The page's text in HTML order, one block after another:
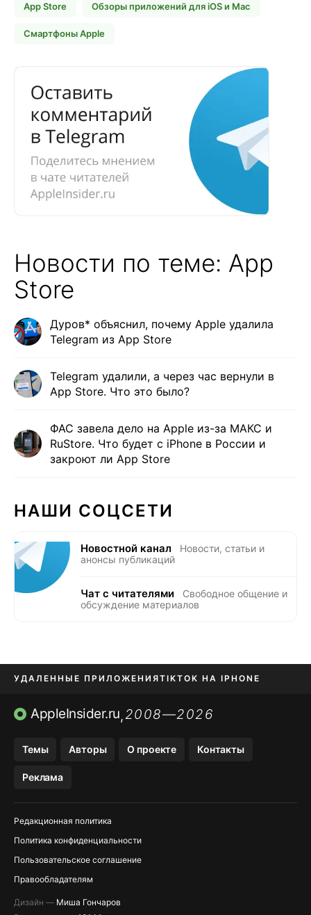
App Store Обзоры приложений для iOS и Mac
Смартфоны Apple
Новости по теме: App
Store
Дуров* объяснил, почему Apple удалила
Telegram из App Store
Telegram удалили, а через час вернули в
App Store. Что это было?
ФАС завела дело на Apple из-за МАКС и
RuStore. Что будет с iPhone в России и
закроют ли App Store
НАШИ СОЦСЕТИ
Новостной канал
Новости, статьи и
анонсы публикаций
Чат с читателями
Свободное общение и
обсуждение материалов
УДАЛЕННЫЕ ПРИЛОЖЕНИЯTIKTOK НА IPHONE
ПРИЛОЖЕНИЯ БЕЗ APP STORE
AppleInsider.ru,2008—2026
Темы Авторы О проекте Контакты
Реклама
Редакционная политика
Политика конфиденциальности
Пользовательское соглашение
Правообладателям
Дизайн — Миша Гончаров